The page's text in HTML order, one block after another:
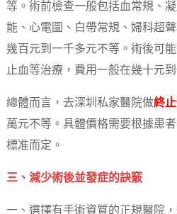
等。術前檢查一般包括血常規、
能、心電圖、白帶常規、婦科超
幾百元到一千多元不等。術後可
止血等治療，費用一般在幾十元
總體而言，去深圳私家醫院做終
萬元不等。具體價格需要根據患
標准而定。
三、減少術後並發症的訣竅
一、選擇有手術資質的正規醫院